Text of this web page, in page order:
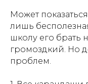
Может
лишь
школу его брать
громоздкий. Но
проблем.